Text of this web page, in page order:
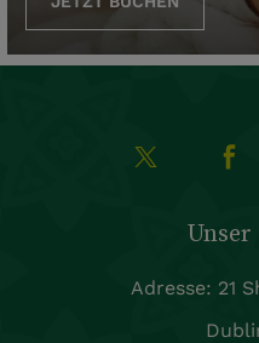
Adresse: 21